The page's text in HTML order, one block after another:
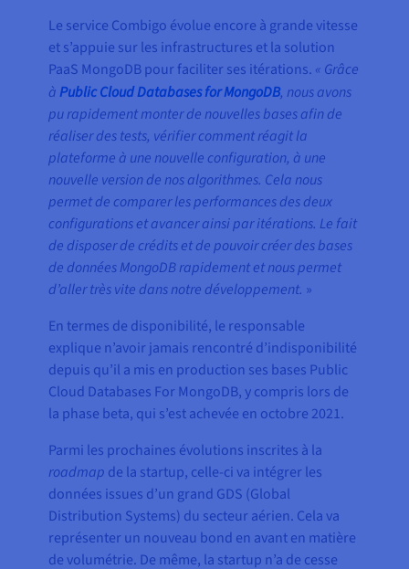
Le service Combigo évolue encore à grande vitesse
et s’appuie sur les infrastructures et la solution
PaaS MongoDB pour faciliter ses itérations. « Grâce
àPublic Cloud Databases for MongoDB, nous avons
pu rapidement monter de nouvelles bases afin de
réaliser des tests, vérifier comment réagit la
plateforme à une nouvelle configuration, à une
nouvelle version de nos algorithmes. Cela nous
permet de comparer les performances des deux
configurations et avancer ainsi par itérations. Le fait
de disposer de crédits et de pouvoir créer des bases
de données MongoDB rapidement et nous permet
d’aller très vite dans notre développement. »
En termes de disponibilité, le responsable
explique n’avoir jamais rencontré d’indisponibilité
depuis qu’il a mis en production ses bases Public
Cloud Databases For MongoDB, y compris lors de
la phase beta, qui s’est achevée en octobre 2021.
Parmi les prochaines évolutions inscrites à la
roadmap de la startup, celle-ci va intégrer les
données issues d’un grand GDS (Global
Distribution Systems) du secteur aérien. Cela va
représenter un nouveau bond en avant en matière
de volumétrie. De même, la startup n’a de cesse